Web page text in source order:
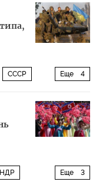
Еще 4
СССР
Еще 3